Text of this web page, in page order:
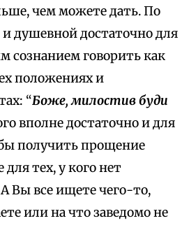
чем можете дать. По
душевной достаточно для
сознанием говорить как
положениях и
“Боже, милостив буди
вполне достаточно и для
получить прощение
для тех, у кого нет
Вы все ищете чего-то,
или на что заведомо не